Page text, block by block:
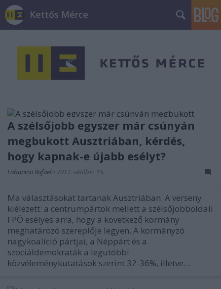
Kettős Mérce
A szélsőjobb egyszer már csúnyán
megbukott Ausztriában, kérdés,
hogy kapnak-e újabb esélyt?
Labanino Rafael • 2017. október 15.
Ma választásokat tartanak Ausztriában. A verseny
kiélezett: a centrumpártok mellett a szélsőjobboldali
FPÖ esélyes arra, hogy a következő kormány
meghatározó szereplője legyen. A kormányzó
nagykoalíció pártjai, a Néppárt és a
szociáldemokraták a legutóbbi
közvéleménykutatások szerint 32-36%, illetve…